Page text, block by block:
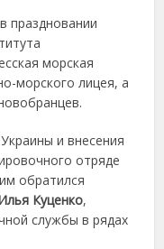
праздновании
морская
морского лицея, а
и внесения
отряде
обратился
Куценко,
службы в рядах